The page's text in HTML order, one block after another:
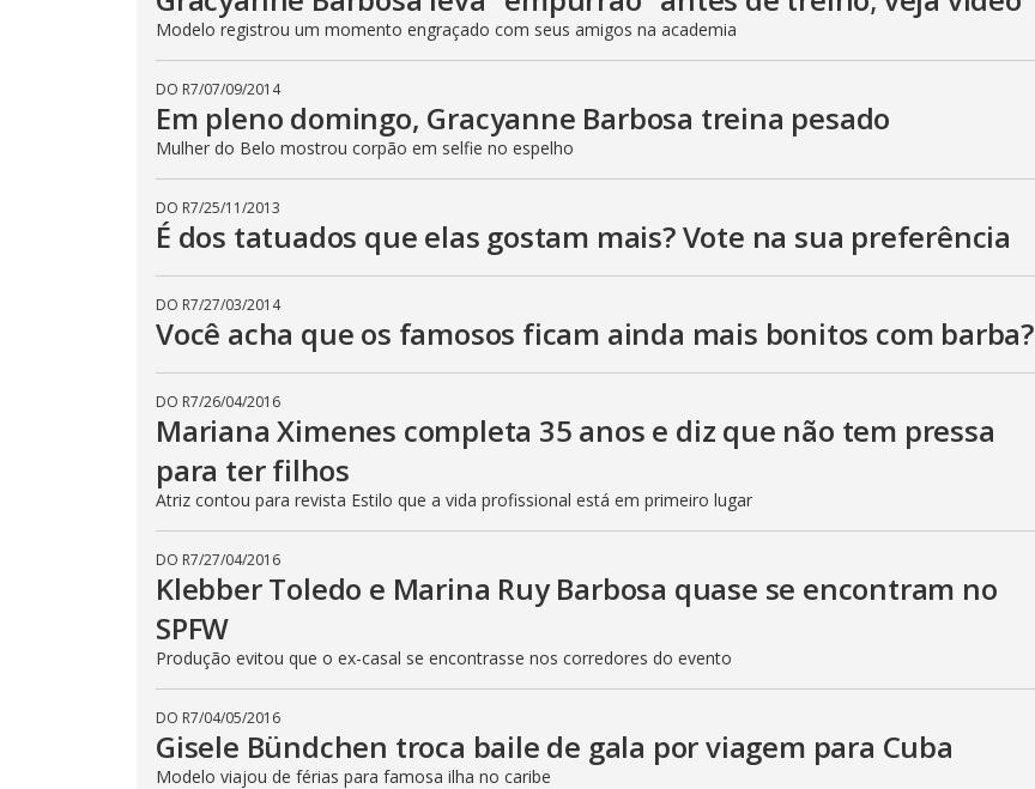
V
i
d
e
o
Modelo registrou um momento engraçado com seus amigos na academia
DO R7/07/09/2014
Em pleno domingo, Gracyanne Barbosa treina pesado
Mulher do Belo mostrou corpão em selfie no espelho
DO R7/25/11/2013
É dos tatuados que elas gostam mais? Vote na sua preferência
DO R7/27/03/2014
Você acha que os famosos ficam ainda mais bonitos com barba?
DO R7/26/04/2016
Mariana Ximenes completa 35 anos e diz que não tem pressa
para ter filhos
Atriz contou para revista Estilo que a vida profissional está em primeiro lugar
DO R7/27/04/2016
Klebber Toledo e Marina Ruy Barbosa quase se encontram no
SPFW
Produção evitou que o ex-casal se encontrasse nos corredores do evento
DO R7/04/05/2016
Gisele Bündchen troca baile de gala por viagem para Cuba
Modelo viajou de férias para famosa ilha no caribe